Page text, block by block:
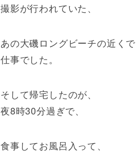
撮影が行われていた、
あの大磯ロングビーチの近くで
仕事でした。
そして帰宅したのが、
夜8時30分過ぎで、
食事してお風呂入って、